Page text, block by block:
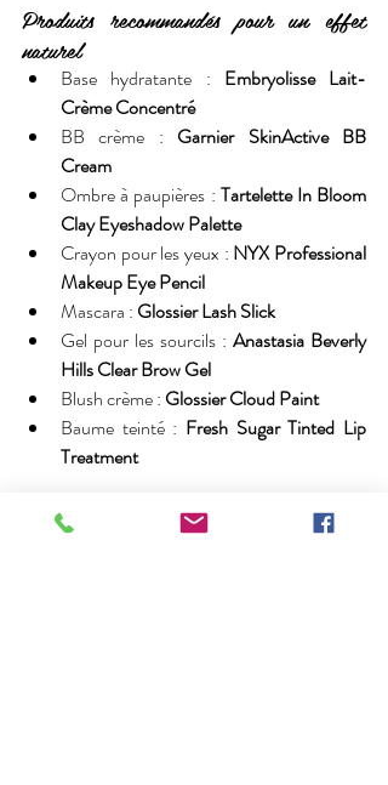
Produits recommandés pour un effet
naturel
Base hydratante : Embryolisse Lait-
Crème Concentré
BB crème : Garnier SkinActive BB
Cream
Ombre à paupières : Tartelette In Bloom
Clay Eyeshadow Palette
Crayon pour les yeux : NYX Professional
Makeup Eye Pencil
Mascara : Glossier Lash Slick
Gel pour les sourcils : Anastasia Beverly
Hills Clear Brow Gel
Blush crème : Glossier Cloud Paint
Baume teinté : Fresh Sugar Tinted Lip
Treatment
Conseils pour accentuer la beauté